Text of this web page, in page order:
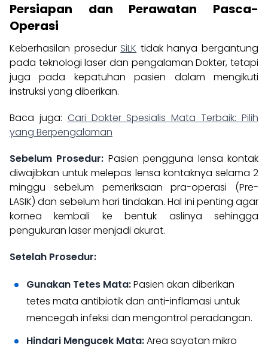
Persiapan dan Perawatan Pasca-
Operasi
Keberhasilan prosedur SiLK tidak hanya bergantung
pada teknologi laser dan pengalaman Dokter, tetapi
juga pada kepatuhan pasien dalam mengikuti
instruksi yang diberikan.
Baca juga: Cari Dokter Spesialis Mata Terbaik: Pilih
yang Berpengalaman
Sebelum Prosedur: Pasien pengguna lensa kontak
diwajibkan untuk melepas lensa kontaknya selama 2
minggu sebelum pemeriksaan pra-operasi (Pre-
LASIK) dan sebelum hari tindakan. Hal ini penting agar
kornea kembali ke bentuk aslinya sehingga
pengukuran laser menjadi akurat.
Setelah Prosedur:
Gunakan Tetes Mata:Pasien akan diberikan
tetes mata antibiotik dan anti-inflamasi untuk
mencegah infeksi dan mengontrol peradangan.
Hindari Mengucek Mata:Area sayatan mikro